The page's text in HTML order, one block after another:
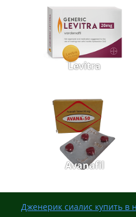
Levitra
Avanafil
Дженерик сиалис купить в